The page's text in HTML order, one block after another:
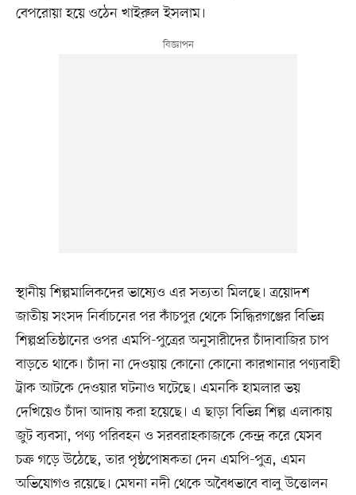
বেপরোয়া হয়ে ওঠেন খাইরুল ইসলাম।
স্থানীয় শিল্পমালিকদের ভাষ্যেও এর সত্যতা মিলছে। ত্রয়োদশ
জাতীয় সংসদ নির্বাচনের পর কাঁচপুর থেকে সিদ্ধিরগঞ্জের বিভিন্ন
শিল্পপ্রতিষ্ঠানের ওপর এমপি-পুত্রের অনুসারীদের চাঁদাবাজির চাপ
বাড়তে থাকে। চাঁদা না দেওয়ায় কোনো কোনো কারখানার পণ্যবাহী
ট্রাক আটকে দেওয়ার ঘটনাও ঘটেছে। এমনকি হামলার ভয়
দেখিয়েও চাঁদা আদায় করা হয়েছে। এ ছাড়া বিভিন্ন শিল্প এলাকায়
জুট ব্যবসা, পণ্য পরিবহন ও সরবরাহকাজকে কেন্দ্র করে যেসব
চক্র গড়ে উঠেছে, তার পৃষ্ঠপোষকতা দেন এমপি-পুত্র, এমন
অভিযোগও রয়েছে। মেঘনা নদী থেকে অবৈধভাবে বালু উত্তোলন